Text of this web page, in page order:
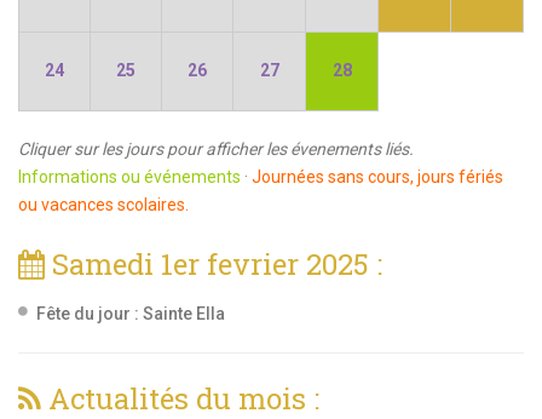
24 25 26 27 28
Cliquer sur les jours pour afficher les évenements liés.
Informations ou événements · Journées sans cours, jours fériés
ou vacances scolaires.
Samedi 1er fevrier 2025 :
Fête du jour : Sainte Ella
Actualités du mois :